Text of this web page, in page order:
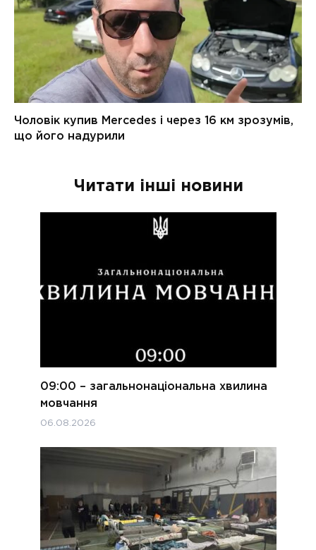
Читати інші новини
09:00 – загальнонаціональна хвилина
мовчання
06.08.2026